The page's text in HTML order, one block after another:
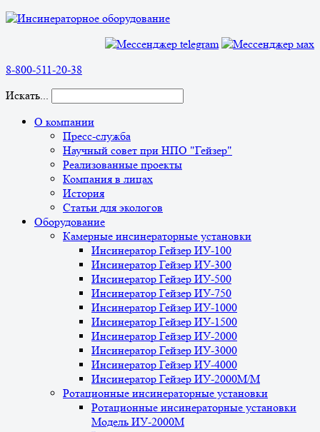
8-800-511-20-38
Искать...
О компании
Пресс-служба
Научный совет при НПО "Гейзер"
Реализованные проекты
Компания в лицах
История
Статьи для экологов
Оборудование
Камерные инсинераторные установки
Инсинератор Гейзер ИУ-100
Инсинератор Гейзер ИУ-300
Инсинератор Гейзер ИУ-500
Инсинератор Гейзер ИУ-750
Инсинератор Гейзер ИУ-1000
Инсинератор Гейзер ИУ-1500
Инсинератор Гейзер ИУ-2000
Инсинератор Гейзер ИУ-3000
Инсинератор Гейзер ИУ-4000
Инсинератор Гейзер ИУ-2000М/М
Ротационные инсинераторные установки
Ротационные инсинераторные установки
Модель ИУ-2000М